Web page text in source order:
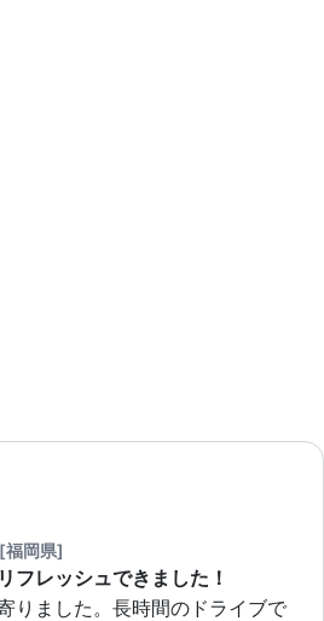
[福岡県]
フレッシュできました！
りました。長時間のドライブで